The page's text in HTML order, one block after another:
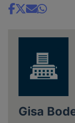
Share
Gisa